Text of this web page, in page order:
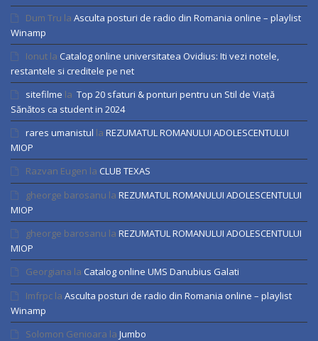
Dum Tru la Asculta posturi de radio din Romania online – playlist
Winamp
Ionut la Catalog online universitatea Ovidius: Iti vezi notele,
restantele si creditele pe net
sitefilme la Top 20 sfaturi & ponturi pentru un Stil de Viață
Sănătos ca student in 2024
rares umanistul la REZUMATUL ROMANULUI ADOLESCENTULUI
MIOP
Razvan Eugen la CLUB TEXAS
gheorge barosanu la REZUMATUL ROMANULUI ADOLESCENTULUI
MIOP
gheorge barosanu la REZUMATUL ROMANULUI ADOLESCENTULUI
MIOP
Georgiana la Catalog online UMS Danubius Galati
Imfrpc la Asculta posturi de radio din Romania online – playlist
Winamp
Solomon Genioara la Jumbo